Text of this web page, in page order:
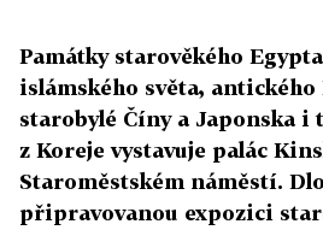
Památky starověkého
islámského světa, antického
starobylé Číny a Japonska i
z Koreje vystavuje palác
Staroměstském náměstí.
připravovanou expozici